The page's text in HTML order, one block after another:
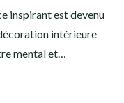
inspirant est devenu
intérieure
mental et…